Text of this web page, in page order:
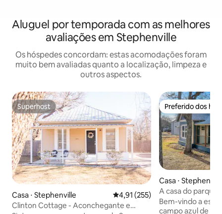
Aluguel por temporada com as melhores
avaliações em Stephenville
Os hóspedes concordam: estas acomodações foram
muito bem avaliadas quanto a localização, limpeza e
outros aspectos.
Superhost
Superhost
Casa ⋅ Stephenville 4,91 de uma avaliação média de
4,91 (255)
Clinton Cottage - Aconchegante e
Preferido dos
Preferido dos
Casa ⋅
A casa do parque
Bem-vindo a esta
campo azul de 2